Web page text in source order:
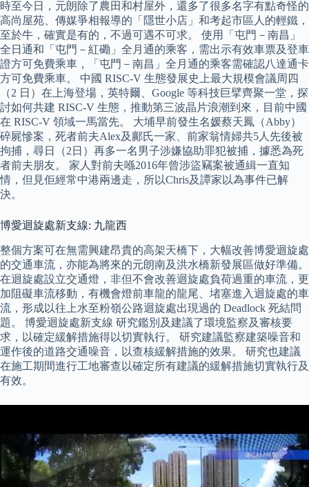
時至今日，元朗除了農田和村屋外，還多了很多名字有點奇怪的
高尚屋苑、傳媒爭相報導的「隱世小店」和考起市區人的輕鐵，
至於牛，確實是有的，不過可遇不可求。 使用「屯門－南昌」
全日通和「屯門－紅磡」全月通的乘客，需出示有效車票及登車
證方可免費乘車，「屯門－南昌」全月通的乘客需確認八達通卡
方可免費乘車。 中國 RISC-V 生態發展史上最大規模會議周四
（2 日）在上海登場，英特爾、Google 等科技巨擘齊聚一堂，探
討如何共建 RISC-V 生態，推動第三波晶片浪潮到來，目前中國
在 RISC-V 領域一馬當先。 大埔早前發生名媛蔡天鳳（Abby）
碎屍慘案，死者前夫Alex及鄺氏一家、前家翁情婦共5人先後被
拘捕，尋日（2日）再多一名男子涉嫌協助罪犯被捕，據悉為死
者前夫朋友。 家人對前夫喺2016年曾涉盜竊案被通緝一直知
情，但見佢經常中港兩邊走，所以Chris及譚家以為事件已解
決。
博愛迴旋處新支線: 九龍西
整個方案可在無需興建昂貴的高架天橋下，大幅改善博愛迴旋處
的交通車流，亦能為將來的元朗南及洪水橋新發展區做好準備。
在迴旋處設立交通燈，非但不會改善迴旋處負荷過重的車流，更
加阻礙車流移動，有機會燈前車龍的龍尾、堵塞進入迴旋處的車
流，形成以往上水至粉嶺公路迴旋處出現過的 Deadlock 死結問
題。 博愛迴旋處新支線 研究鑑別及建議了環境監察及審核要
求，以確定緩解措施得以切實執行。 研究建議監察建築噪音和
運作後的道路交通噪音，以查核緩解措施的效果。 研究也建議
在施工期間進行工地審查以確定所有建議的緩解措施切實執行及
有效。